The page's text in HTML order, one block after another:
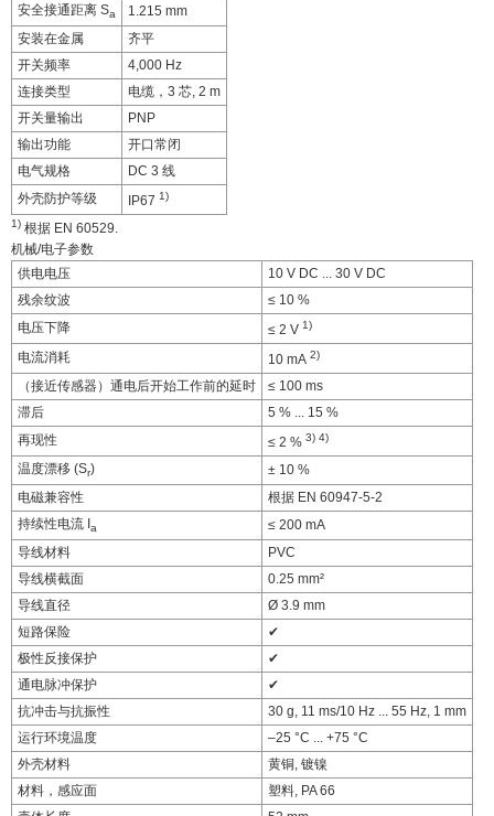
安全接通距离 Sa
1.215 mm
安装在金属
齐平
开关频率
4,000 Hz
连接类型
电缆，3 芯, 2 m
开关量输出
PNP
输出功能
开口常闭
电气规格
DC 3 线
外壳防护等级
IP67 1)
1) 根据 EN 60529.
机械/电子参数
供电电压
10 V DC ... 30 V DC
残余纹波
≤ 10 %
电压下降
≤ 2 V 1)
电流消耗 10 mA 2)
（接近传感器）通电后开始工作前的延时
≤ 100 ms
滞后
5 % ... 15 %
再现性
≤ 2 % 3) 4)
温度漂移 (Sr)
± 10 %
电磁兼容性
根据 EN 60947-5-2
持续性电流 I a
≤ 200 mA
导线材料
PVC
导线横截面
0.25 mm²
导线直径
Ø 3.9 mm
短路保险
✔
极性反接保护
✔
通电脉冲保护
✔
抗冲击与抗振性
30 g, 11 ms/10 Hz ... 55 Hz, 1 mm
运行环境温度
–25 °C ... +75 °C
外壳材料
黄铜, 镀镍
材料，感应面
塑料, PA 66